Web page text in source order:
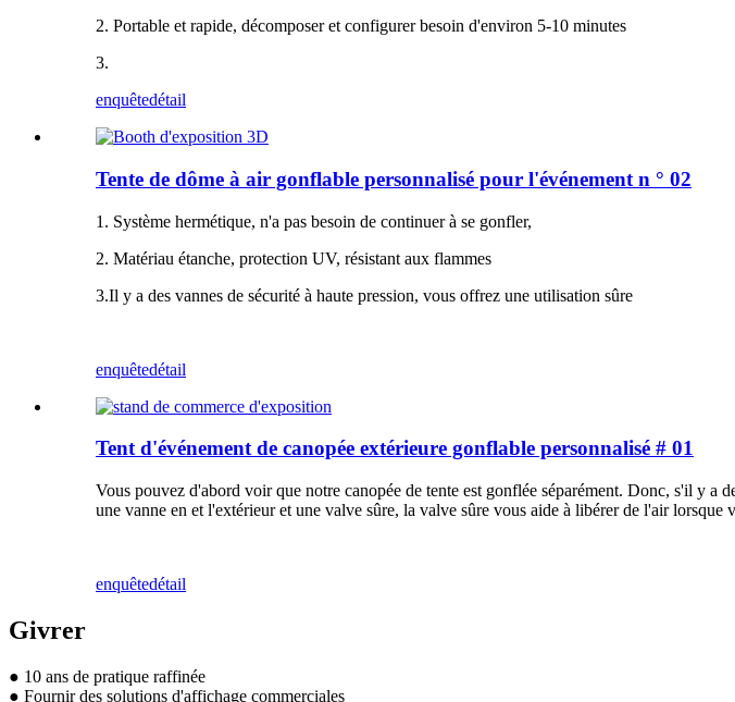
2. Portable et rapide, décomposer et configurer besoin d'environ 5-10 minutes
3.
enquêtedétail
Tente de dôme à air gonflable personnalisé pour l'événement n ° 02
1. Système hermétique, n'a pas besoin de continuer à se gonfler,
2. Matériau étanche, protection UV, résistant aux flammes
3.Il y a des vannes de sécurité à haute pression, vous offrez une utilisation sûre
enquêtedétail
Tent d'événement de canopée extérieure gonflable personnalisé # 01
Vous pouvez d'abord voir que notre canopée de tente est gonflée séparément. Donc, s'il y a
une vanne en et l'extérieur et une valve sûre, la valve sûre vous aide à libérer de l'air lorsque
enquêtedétail
Givrer
● 10 ans de pratique raffinée
● Fournir des solutions d'affichage commerciales